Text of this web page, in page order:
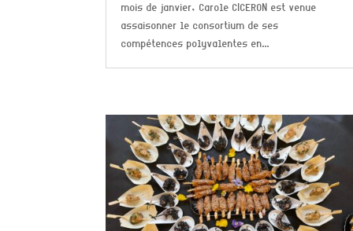
mois de janvier, Carole CICERON est venue
assaisonner le consortium de ses
compétences polyvalentes en...